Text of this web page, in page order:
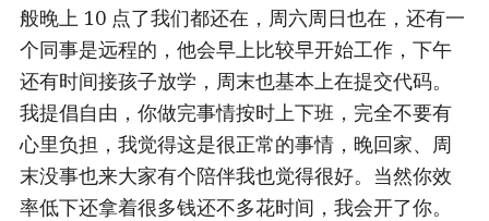
般晚上 10 点了我们都还在，周六周日也在，还有一
个同事是远程的，他会早上比较早开始工作，下午
还有时间接孩子放学，周末也基本上在提交代码。
我提倡自由，你做完事情按时上下班，完全不要有
心里负担，我觉得这是很正常的事情，晚回家、周
末没事也来大家有个陪伴我也觉得很好。当然你效
率低下还拿着很多钱还不多花时间，我会开了你。